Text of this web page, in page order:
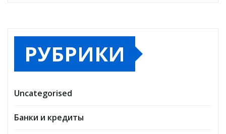
РУБРИКИ
Uncategorised
Банки и кредиты